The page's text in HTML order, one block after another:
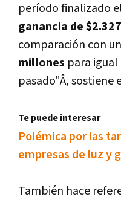
perí­odo finalizado
ganancia de
comparación con
millones para
pasado"Â,
Te puede interesar
Polémica por las
empresas de luz y
También hace